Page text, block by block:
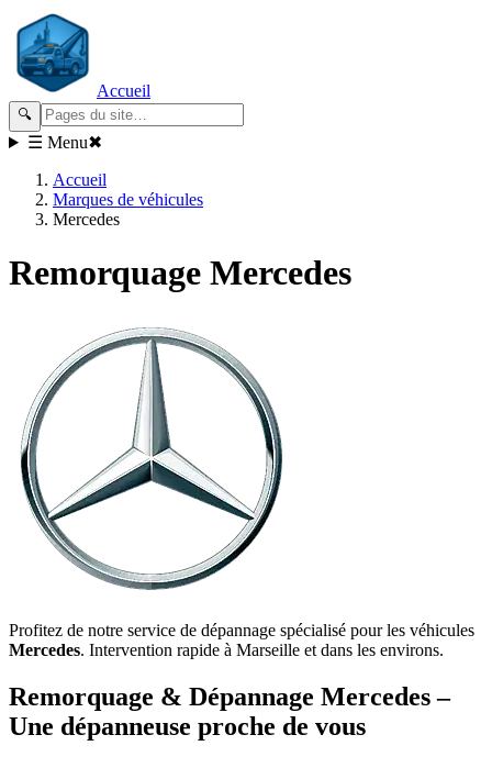
Accueil
🔍
☰ Menu✖
Accueil
Marques de véhicules
Mercedes
Remorquage Mercedes
Profitez de notre service de dépannage spécialisé pour les véhicules
Mercedes. Intervention rapide à Marseille et dans les environs.
Remorquage & Dépannage Mercedes–
Une dépanneuse proche de vous